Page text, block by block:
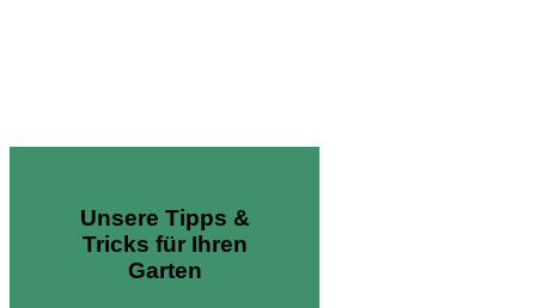
Unsere Tipps &
Tricks für Ihren
Garten